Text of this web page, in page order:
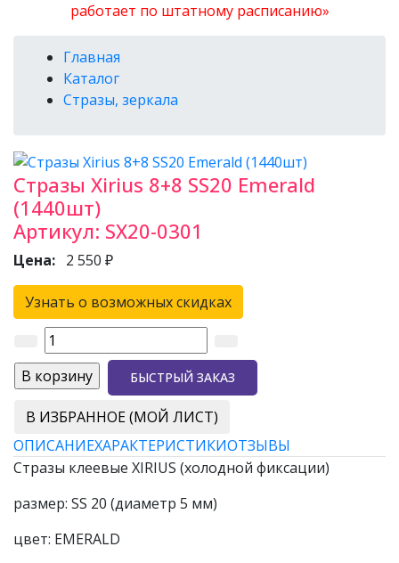
работает по штатному расписанию»
Главная
Каталог
Стразы, зеркала
Стразы Xirius 8+8 SS20 Emerald
(1440шт)
Артикул: SX20-0301
Цена: 2 550 ₽
Узнать о возможных скидках
БЫСТРЫЙ ЗАКАЗ
В ИЗБРАННОЕ (МОЙ ЛИСТ)
ОПИСАНИЕХАРАКТЕРИСТИКИОТЗЫВЫ
Стразы клеевые XIRIUS (холодной фиксации)
размер: SS 20 (диаметр 5 мм)
цвет: EMERALD